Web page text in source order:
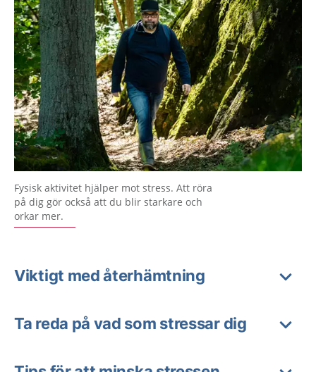
Fysisk aktivitet hjälper mot stress. Att röra
på dig gör också att du blir starkare och
orkar mer.
Viktigt med återhämtning
Ta reda på vad som stressar dig